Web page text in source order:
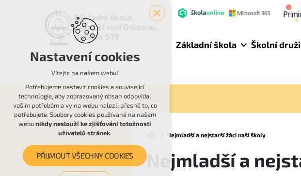
Základní škola
Náměšť nad Oslavou,
Husova 579
Základní škola Školní
Nejmladší a nejstarší žáci naší školy
Nejmladší a
Nastavení cookies
Vítejte na našem webu!
Potřebujeme nastavit cookies a související
technologie, aby zobrazovaný obsah odpovídal
vašim potřebám a vy na webu nalezli přesně to, co
potřebujete. Soubory cookies používané na našem
webunikdy neslouží ke zjišťování totožnosti
uživatelů stránek.
PŘIJMOUT VŠECHNY COOKIES